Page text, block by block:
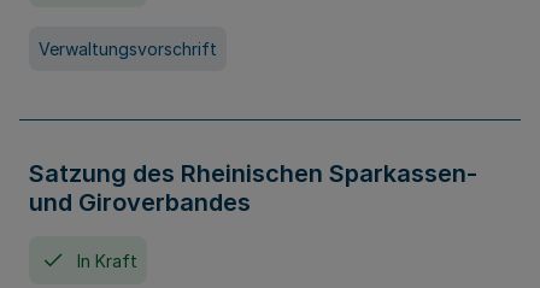
Verwaltungsvorschrift
Satzung des Rheinischen Sparkassen-
und Giroverbandes
In Kraft